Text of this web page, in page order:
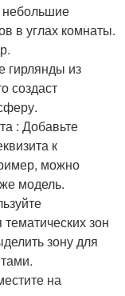
небольшие
в углах комнаты.
гирлянды из
создаст
: Добавьте
к
можно
модель.
зон
зону для
на